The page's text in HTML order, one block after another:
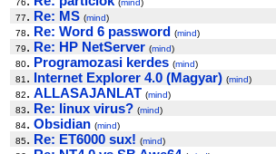
76
(mind)
77. Re: MS (mind)
78. Re: Word 6 password (mind)
79. Re: HP NetServer (mind)
80. Programozasi kerdes (mind)
81 . Internet Explorer 4.0 (Magyar) (mind)
82. ALLASAJANLAT (mind)
83. Re: linux virus? (mind)
84. Obsidian (mind)
85. Re: ET6000 sux! (mind)